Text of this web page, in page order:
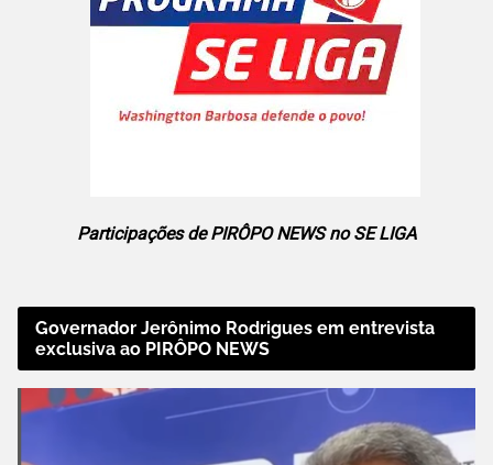
Participações de PIRÔPO NEWS no SE LIGA
Governador Jerônimo Rodrigues em entrevista
exclusiva ao PIRÔPO NEWS